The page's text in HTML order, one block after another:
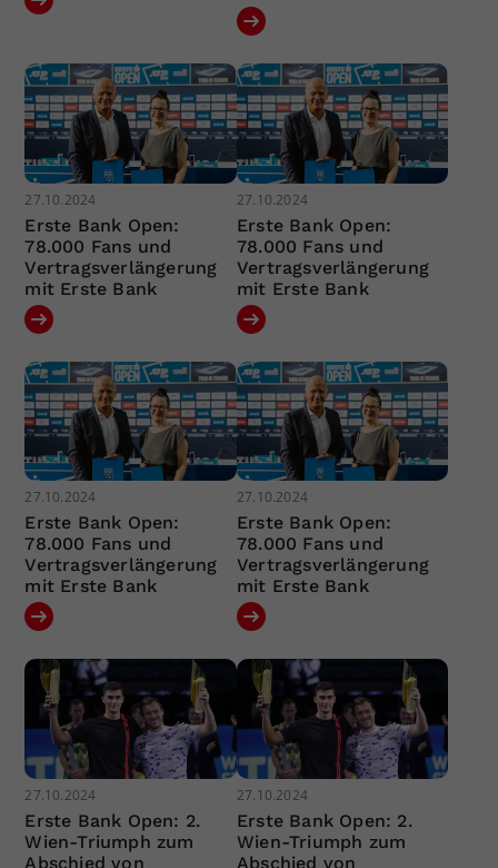
27.10.2024
Erste Bank Open:
78.000 Fans und
Vertragsverlängerung
mit Erste Bank
27.10.2024
Erste Bank Open:
78.000 Fans und
Vertragsverlängerung
mit Erste Bank
27.10.2024
Erste Bank Open:
78.000 Fans und
Vertragsverlängerung
mit Erste Bank
27.10.2024
Erste Bank Open:
78.000 Fans und
Vertragsverlängerung
mit Erste Bank
27.10.2024
Erste Bank Open: 2.
Wien-Triumph zum
Abschied von
27.10.2024
Erste Bank Open: 2.
Wien-Triumph zum
Abschied von